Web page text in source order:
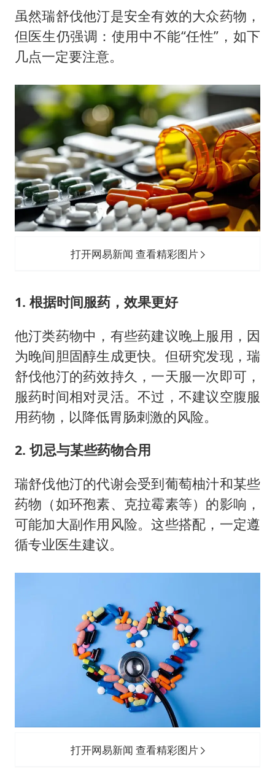
虽然瑞舒伐他汀是安全有效的大众药物，
但医生仍强调：使用中不能“任性”，如下
几点一定要注意。
打开网易新闻 查看精彩图片
1. 根据时间服药，效果更好
他汀类药物中，有些药建议晚上服用，因
为晚间胆固醇生成更快。但研究发现，瑞
舒伐他汀的药效持久，一天服一次即可，
服药时间相对灵活。不过，不建议空腹服
用药物，以降低胃肠刺激的风险。
2. 切忌与某些药物合用
瑞舒伐他汀的代谢会受到葡萄柚汁和某些
药物（如环孢素、克拉霉素等）的影响，
可能加大副作用风险。这些搭配，一定遵
循专业医生建议。
打开网易新闻 查看精彩图片